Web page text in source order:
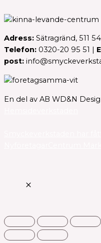
Adress: Sätragränd, 511
Telefon: 0320-20 95 51 |
post:
En del av AB WD&N